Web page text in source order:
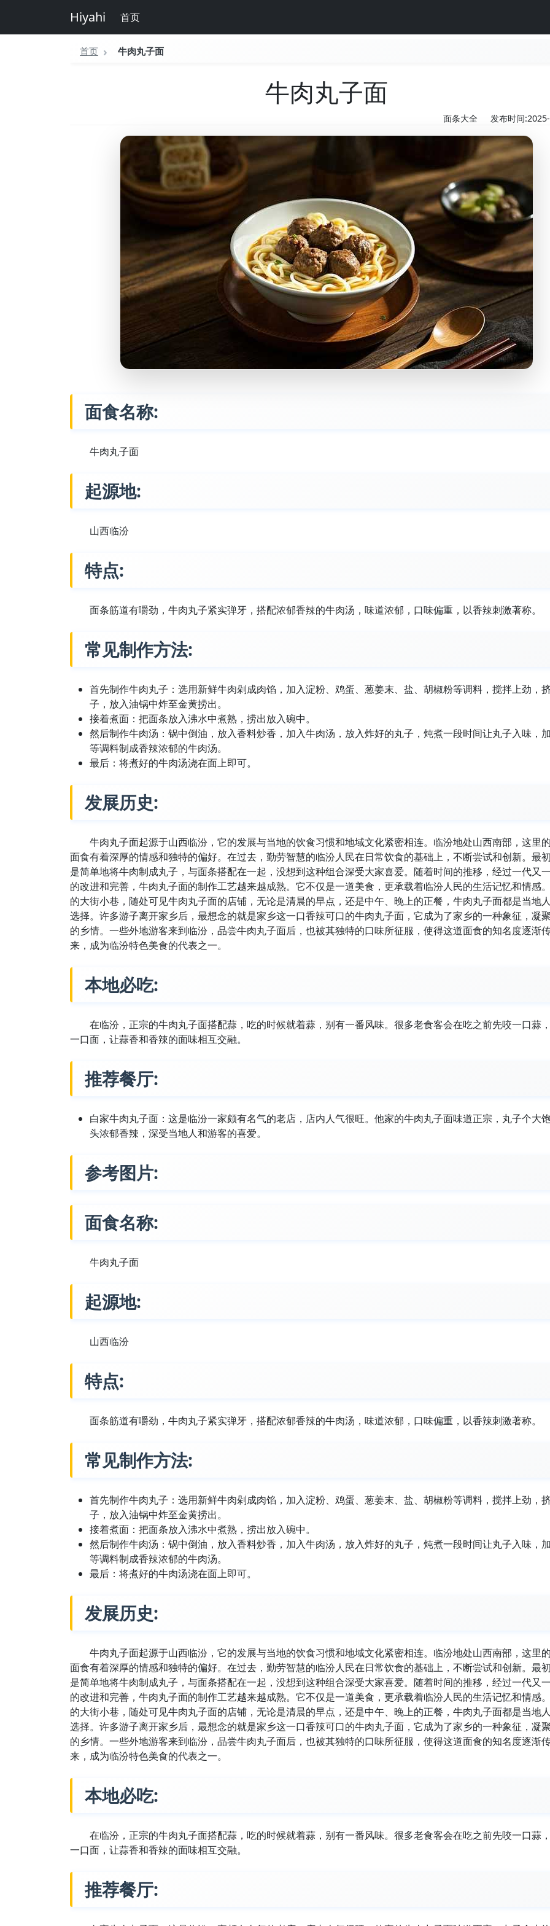
Hiyahi 首页
首页 牛肉丸子面
牛肉丸子面
面条大全 发布时间
面食名称:
牛肉丸子面
起源地:
山西临汾
特点:
面条筋道有嚼劲，牛肉丸子紧实弹牙，搭配浓郁香辣的牛肉汤，味道浓郁，口味偏重，以香辣刺激著称。
常见制作方法:
首先制作牛肉丸子：选用新鲜牛肉剁成肉馅，加入淀粉、鸡蛋、葱姜末、盐、胡椒粉等调料，搅拌上劲，
子，放入油锅中炸至金黄捞出。
接着煮面：把面条放入沸水中煮熟，捞出放入碗中。
然后制作牛肉汤：锅中倒油，放入香料炒香，加入牛肉汤，放入炸好的丸子，炖煮一段时间让丸子入味，
等调料制成香辣浓郁的牛肉汤。
最后：将煮好的牛肉汤浇在面上即可。
发展历史:
牛肉丸子面起源于山西临汾，它的发展与当地的饮食习惯和地域文化紧密相连。临汾地处山西南部，这里
面食有着深厚的情感和独特的偏好。在过去，勤劳智慧的临汾人民在日常饮食的基础上，不断尝试和创新。最
是简单地将牛肉制成丸子，与面条搭配在一起，没想到这种组合深受大家喜爱。随着时间的推移，经过一代又
的改进和完善，牛肉丸子面的制作工艺越来越成熟。它不仅是一道美食，更承载着临汾人民的生活记忆和情感
的大街小巷，随处可见牛肉丸子面的店铺，无论是清晨的早点，还是中午、晚上的正餐，牛肉丸子面都是当地
选择。许多游子离开家乡后，最想念的就是家乡这一口香辣可口的牛肉丸子面，它成为了家乡的一种象征，凝
的乡情。一些外地游客来到临汾，品尝牛肉丸子面后，也被其独特的口味所征服，使得这道面食的知名度逐渐
来，成为临汾特色美食的代表之一。
本地必吃:
在临汾，正宗的牛肉丸子面搭配蒜，吃的时候就着蒜，别有一番风味。很多老食客会在吃之前先咬一口蒜
一口面，让蒜香和香辣的面味相互交融。
推荐餐厅:
白家牛肉丸子面：这是临汾一家颇有名气的老店，店内人气很旺。他家的牛肉丸子面味道正宗，丸子个大
头浓郁香辣，深受当地人和游客的喜爱。
参考图片:
面食名称:
牛肉丸子面
起源地:
山西临汾
特点:
面条筋道有嚼劲，牛肉丸子紧实弹牙，搭配浓郁香辣的牛肉汤，味道浓郁，口味偏重，以香辣刺激著称。
常见制作方法:
首先制作牛肉丸子：选用新鲜牛肉剁成肉馅，加入淀粉、鸡蛋、葱姜末、盐、胡椒粉等调料，搅拌上劲，
子，放入油锅中炸至金黄捞出。
接着煮面：把面条放入沸水中煮熟，捞出放入碗中。
然后制作牛肉汤：锅中倒油，放入香料炒香，加入牛肉汤，放入炸好的丸子，炖煮一段时间让丸子入味，
等调料制成香辣浓郁的牛肉汤。
最后：将煮好的牛肉汤浇在面上即可。
发展历史:
牛肉丸子面起源于山西临汾，它的发展与当地的饮食习惯和地域文化紧密相连。临汾地处山西南部，这里
面食有着深厚的情感和独特的偏好。在过去，勤劳智慧的临汾人民在日常饮食的基础上，不断尝试和创新。最
是简单地将牛肉制成丸子，与面条搭配在一起，没想到这种组合深受大家喜爱。随着时间的推移，经过一代又
的改进和完善，牛肉丸子面的制作工艺越来越成熟。它不仅是一道美食，更承载着临汾人民的生活记忆和情感
的大街小巷，随处可见牛肉丸子面的店铺，无论是清晨的早点，还是中午、晚上的正餐，牛肉丸子面都是当地
选择。许多游子离开家乡后，最想念的就是家乡这一口香辣可口的牛肉丸子面，它成为了家乡的一种象征，凝
的乡情。一些外地游客来到临汾，品尝牛肉丸子面后，也被其独特的口味所征服，使得这道面食的知名度逐渐
来，成为临汾特色美食的代表之一。
本地必吃:
在临汾，正宗的牛肉丸子面搭配蒜，吃的时候就着蒜，别有一番风味。很多老食客会在吃之前先咬一口蒜
一口面，让蒜香和香辣的面味相互交融。
推荐餐厅: